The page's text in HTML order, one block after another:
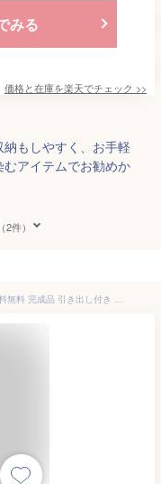
みる
価格と在庫を楽天でチェック >>
もしやすく、お手軽
アイテムでお勧めか
件）
アンティーク調 マントルピース 幅80(茶) 送料無料 完成品 引き出し付き アジアン家具 アジアン雑貨 手彫り家具 キャビネット チェスト リビング収納 収納家具 アンティーク家具 インテリア 電話台 コンソール 木製 クラシック家具 リゾート エルムクラブ ELMclub